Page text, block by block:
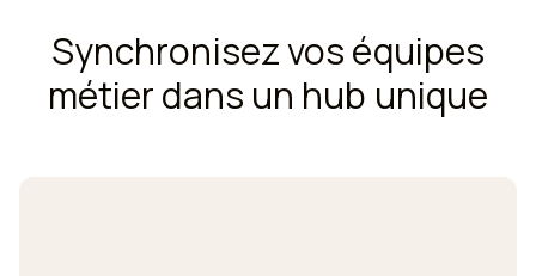
Synchronisez vos équipes
métier dans un hub unique